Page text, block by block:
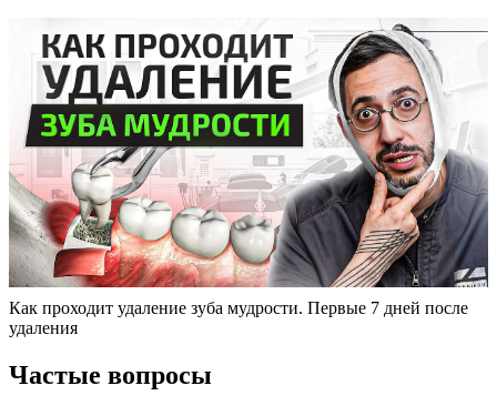
Как проходит удаление зуба мудрости. Первые 7 дней после
удаления
Частые вопросы